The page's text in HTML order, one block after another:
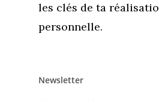
les clés de ta
personnelle.
Newsletter